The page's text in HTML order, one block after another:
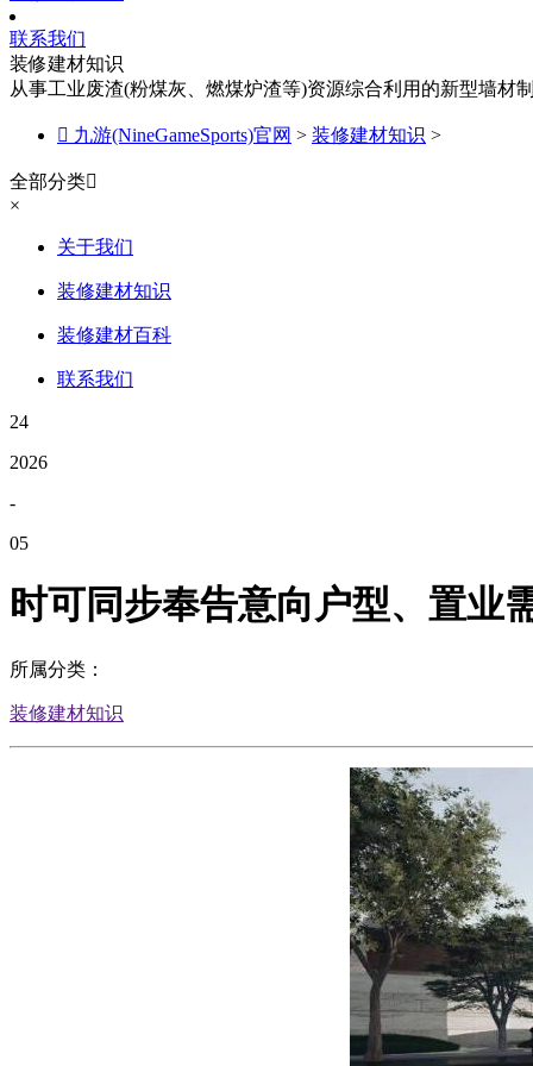
联系我们
装修建材知识
从事工业废渣(粉煤灰、燃煤炉渣等)资源综合利用的新型墙材
 九游(NineGameSports)官网 > 装修建材知识 >
全部分类
×
关于我们
装修建材知识
装修建材百科
联系我们
24
2026
-
05
时可同步奉告意向户型、置业
所属分类：
装修建材知识